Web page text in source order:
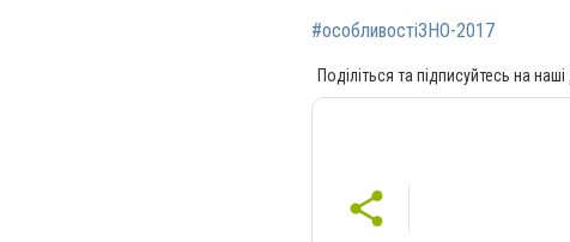
#особливостіЗНО-2017
Поділіться та підписуйтесь на